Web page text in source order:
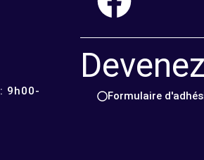
9h00-
Formulaire